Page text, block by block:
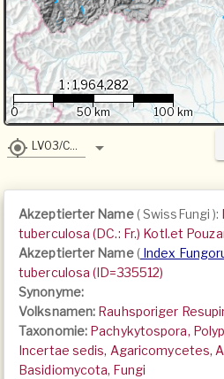
1 : 1,964,282
0 50 km 100 km
LV03/CH1903
Akzeptierter Name(SwissFungi):
tuberculosa (DC.: Fr.) Kotl.et
Akzeptierter Name(Index
tuberculosa (ID=335512)
Synonyme:
Volksnamen: Rauhsporiger
Taxonomie: Pachykytospora,
Incertae sedis, Agaricomycetes,
Basidiomycota, Fungi